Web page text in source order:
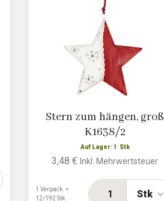
Stern zum hängen, groß
K1638/2
Auf Lager: 1 Stk
3,48 € Inkl. Mehrwertsteuer
Stk
1 Verpack. =
12/192 Stk